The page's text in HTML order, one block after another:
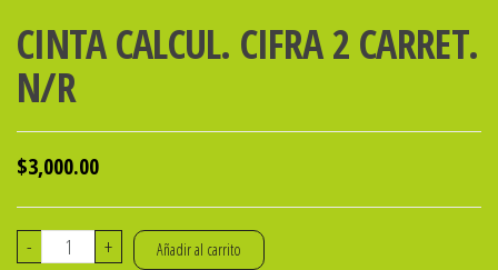
CINTA CALCUL. CIFRA 2 CARRET.
N/R
$3,000.00
-
CINTA
+ Añadir al carrito